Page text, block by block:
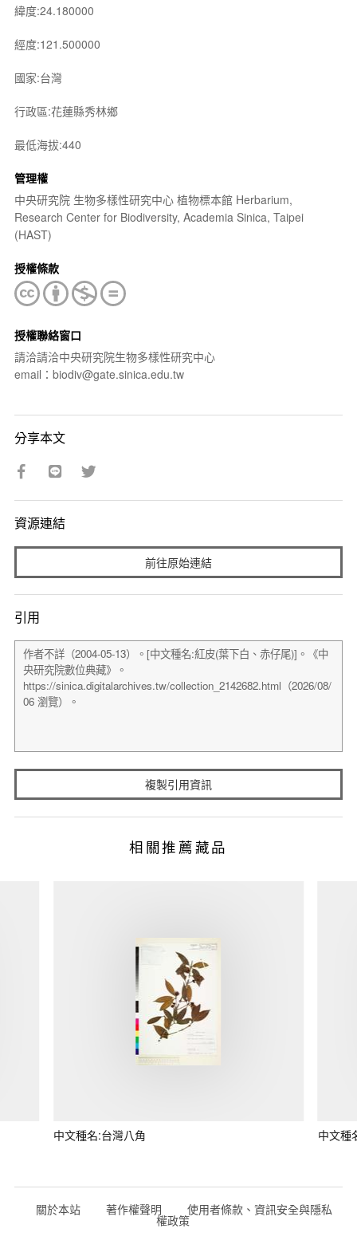
緯度:24.180000
經度:121.500000
國家:台灣
行政區:花蓮縣秀林鄉
最低海拔:440
管理權
中央研究院 生物多樣性研究中心 植物標本館 Herbarium,
Research Center for Biodiversity, Academia Sinica, Taipei
(HAST)
授權條款
授權聯絡窗口
請洽請洽中央研究院生物多樣性研究中心
email：biodiv@gate.sinica.edu.tw
分享本文
資源連結
前往原始連結
引用
複製引用資訊
相關推薦藏品
中文種名:台灣八角 中文種
關於本站 著作權聲明 使用者條款、資訊安全與隱私
權政策